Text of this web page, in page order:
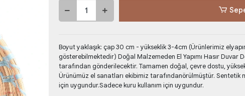
Boyut yaklaşık: çap 30 cm - yükseklik 3-4cm (Ürünlerimiz
gösterebilmektedir) Doğal Malzemeden El Yapımı Hasır Duvar
tarafından gönderilecektir. Tamamen doğal, çevre dostu,
Ürünümüz el sanatları ekibimiz tarafındanörülmüştür. Sentetik
için uygundur.Sadece kuru kullanım için uygundur.